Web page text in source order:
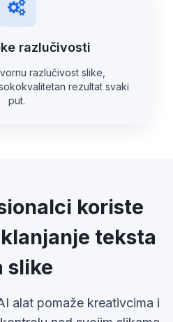
razlučivosti
razlučivost slike,
rezultat svaki
put.
koriste
teksta
slike
alat pomaže kreativcima i